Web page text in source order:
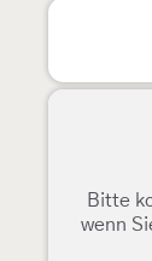
Bitte
wenn